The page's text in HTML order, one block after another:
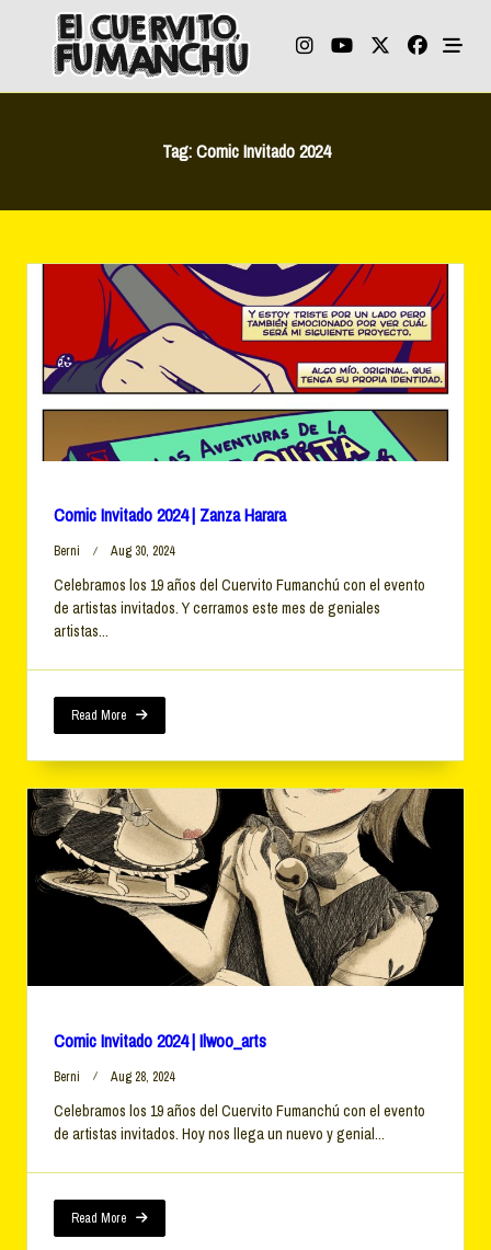
content
Tag:Comic Invitado 2024
Comic Invitado 2024 | Zanza Harara
Berni Aug 30, 2024
Celebramos los 19 años del Cuervito Fumanchú con el evento
de artistas invitados. Y cerramos este mes de geniales
artistas...
Read More
Comic Invitado 2024 | Ilwoo_arts
Berni Aug 28, 2024
Celebramos los 19 años del Cuervito Fumanchú con el evento
de artistas invitados. Hoy nos llega un nuevo y genial...
Read More